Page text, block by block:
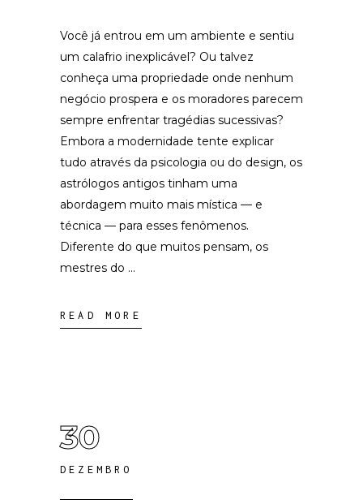
Você já entrou em um ambiente e sentiu
um calafrio inexplicável? Ou talvez
conheça uma propriedade onde nenhum
negócio prospera e os moradores parecem
sempre enfrentar tragédias sucessivas?
Embora a modernidade tente explicar
tudo através da psicologia ou do design, os
astrólogos antigos tinham uma
abordagem muito mais mística — e
técnica — para esses fenômenos.
Diferente do que muitos pensam, os
mestres do
READ MORE
30
DEZEMBRO